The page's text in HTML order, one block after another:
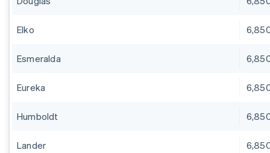
Elko
Esmeralda
Eureka
Humboldt
Lander